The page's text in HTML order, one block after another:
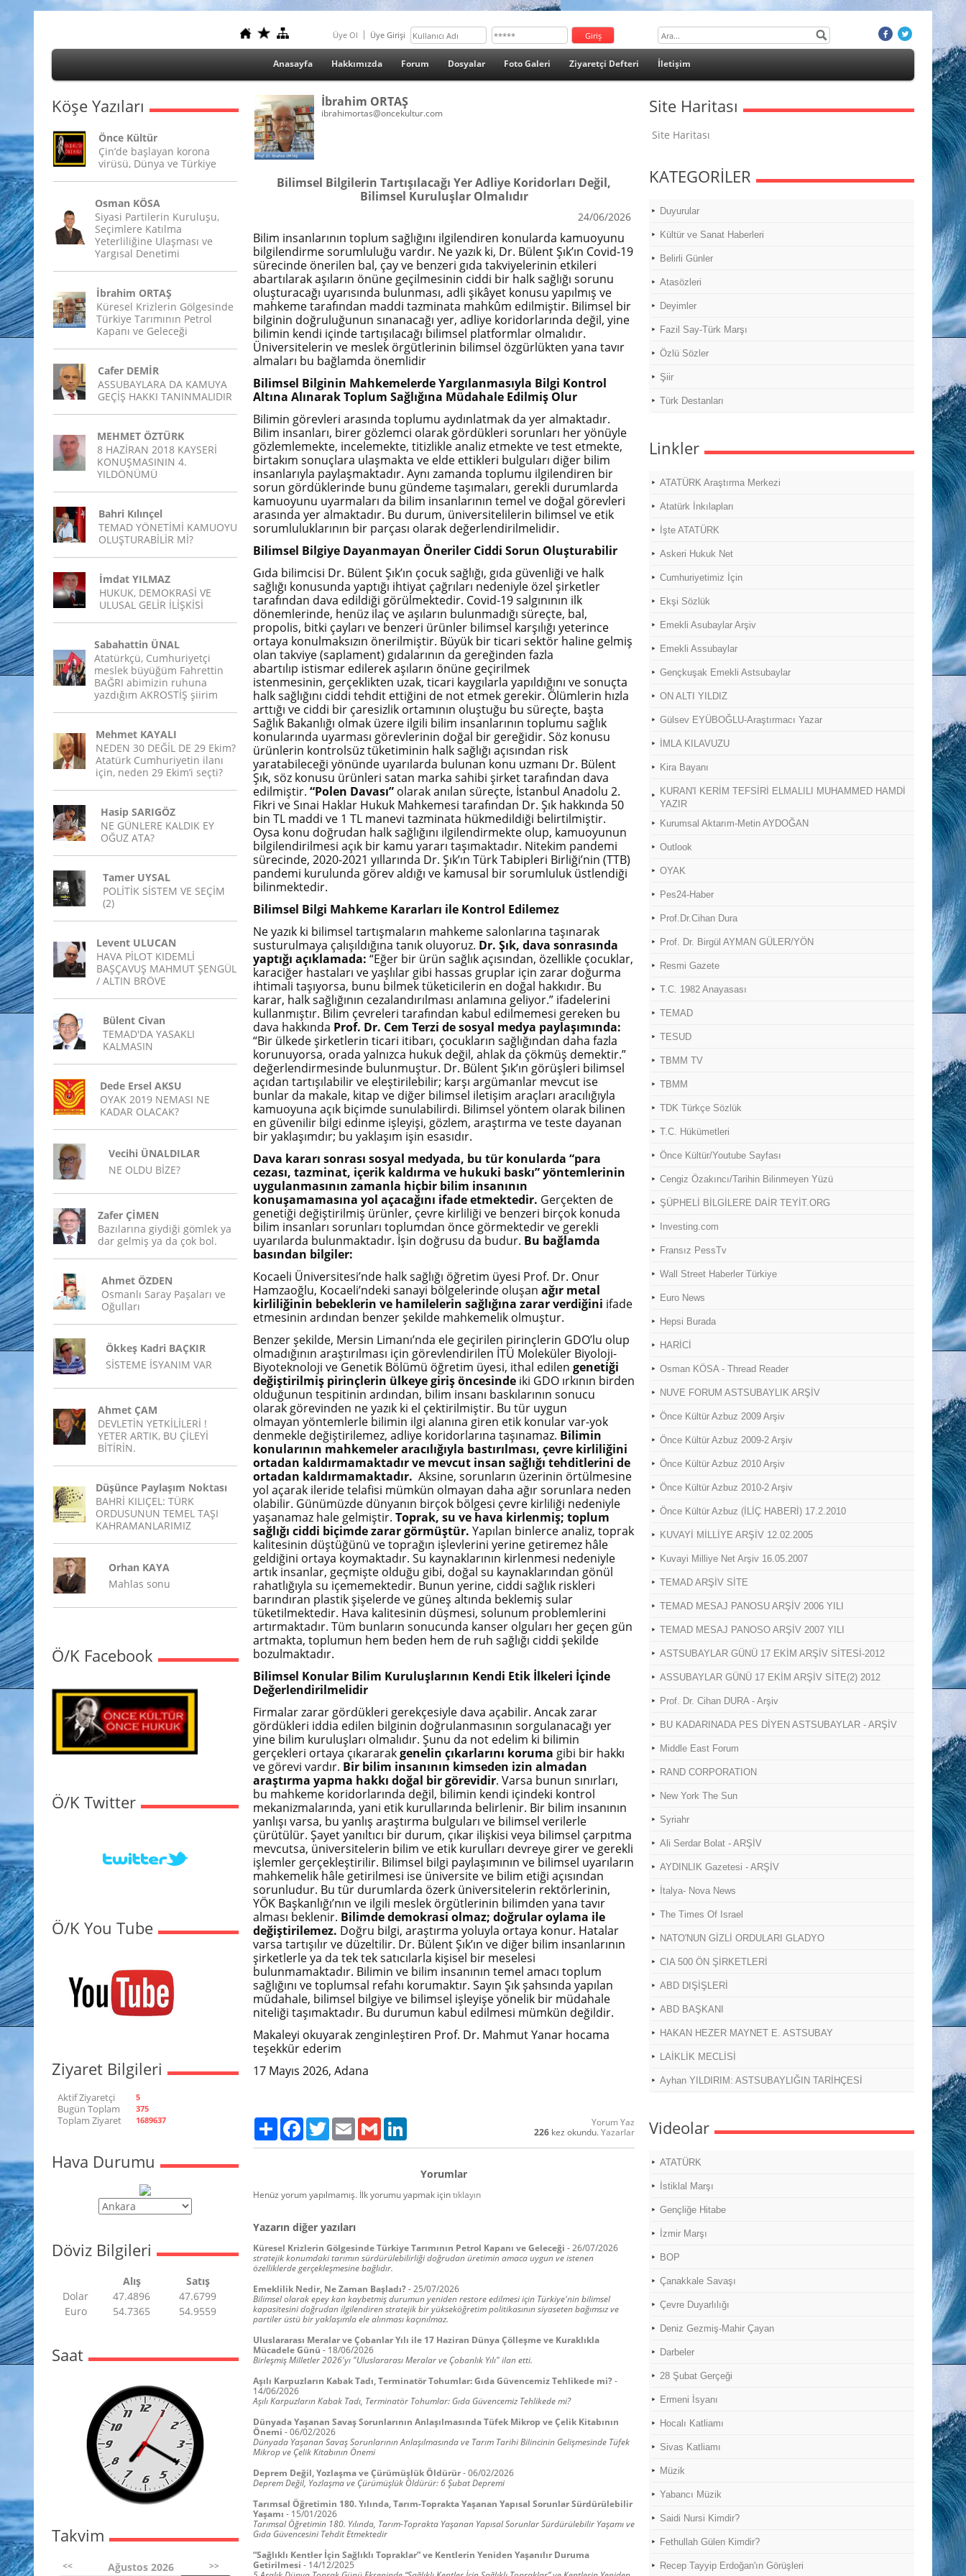
Üye Ol Üye Girişi
Anasayfa Hakkımızda Forum Dosyalar Foto Galeri Ziyaretçi Defteri İletişim
Köşe Yazıları
Önce Kültür
Çin’de başlayan korona
virüsü, Dünya ve Türkiye
Osman KÖSA
Siyasi Partilerin Kuruluşu,
Seçimlere Katılma
Yeterliliğine Ulaşması ve
Yargısal Denetimi
İbrahim ORTAŞ
Küresel Krizlerin Gölgesinde
Türkiye Tarımının Petrol
Kapanı ve Geleceği
Cafer DEMİR
ASSUBAYLARA DA KAMUYA
GEÇİŞ HAKKI TANINMALIDIR
MEHMET ÖZTÜRK
8 HAZİRAN 2018 KAYSERİ
KONUŞMASININ 4.
YILDÖNÜMÜ
Bahri Kılınçel
TEMAD YÖNETİMİ KAMUOYU
OLUŞTURABİLİR Mİ?
İmdat YILMAZ
HUKUK, DEMOKRASİ VE
ULUSAL GELİR İLİŞKİSİ
Sabahattin ÜNAL
Atatürkçü, Cumhuriyetçi
meslek büyüğüm Fahrettin
BAĞRI abimizin ruhuna
yazdığım AKROSTİŞ şiirim
Mehmet KAYALI
NEDEN 30 DEĞİL DE 29 Ekim?
Atatürk Cumhuriyetin ilanı
için, neden 29 Ekim’i seçti?
Hasip SARIGÖZ
NE GÜNLERE KALDIK EY
OĞUZ ATA?
Tamer UYSAL
POLİTİK SİSTEM VE SEÇİM
(2)
Levent ULUCAN
HAVA PİLOT KIDEMLİ
BAŞÇAVUŞ MAHMUT ŞENGÜL
/ ALTIN BRÖVE
Bülent Civan
TEMAD'DA YASAKLI
KALMASIN
Dede Ersel AKSU
OYAK 2019 NEMASI NE
KADAR OLACAK?
Vecihi ÜNALDILAR
NE OLDU BİZE?
Zafer ÇİMEN
Bazılarına giydiği gömlek ya
dar gelmiş ya da çok bol.
Ahmet ÖZDEN
Osmanlı Saray Paşaları ve
Oğulları
Ökkeş Kadri BAÇKIR
SİSTEME İSYANIM VAR
Ahmet ÇAM
DEVLETİN YETKİLİLERİ !
YETER ARTIK, BU ÇİLEYİ
BİTİRİN.
Düşünce Paylaşım Noktası
BAHRİ KILIÇEL: TÜRK
ORDUSUNUN TEMEL TAŞI
KAHRAMANLARIMIZ
Orhan KAYA
Mahlas sonu
Ö/K Facebook
Ö/K Twitter
Ö/K You Tube
Ziyaret Bilgileri
Aktif Ziyaretçi 5
Bugün Toplam 375
Toplam Ziyaret 1689637
Hava Durumu
Döviz Bilgileri
Alış
Satış
Dolar
47.4896
47.6799
Euro
54.7365 54.9559
Saat
Takvim
<< Ağustos 2026 >>
İbrahim ORTAŞ
ibrahimortas@oncekultur.com
Bilimsel Bilgilerin Tartışılacağı Yer Adliye Koridorları Değil,
Bilimsel Kuruluşlar Olmalıdır
24/06/2026
Bilim insanlarının toplum sağlığını ilgilendiren konularda kamuoyunu
bilgilendirme sorumluluğu vardır. Ne yazık ki, Dr. Bülent Şık’ın Covid-19
sürecinde önerilen bal, çay ve benzeri gıda takviyelerinin etkileri
abartılarak aşıların önüne geçilmesinin ciddi bir halk sağlığı sorunu
oluşturacağı uyarısında bulunması, adli şikâyet konusu yapılmış ve
mahkeme tarafından maddi tazminata mahkûm edilmiştir. Bilimsel bir
bilginin doğruluğunun sınanacağı yer, adliye koridorlarında değil, yine
bilimin kendi içinde tartışılacağı bilimsel platformlar olmalıdır.
Üniversitelerin ve meslek örgütlerinin bilimsel özgürlükten yana tavır
almaları bu bağlamda önemlidir
Bilimsel Bilginin Mahkemelerde Yargılanmasıyla Bilgi Kontrol
Altına Alınarak Toplum Sağlığına Müdahale Edilmiş Olur
Bilimin görevleri arasında toplumu aydınlatmak da yer almaktadır.
Bilim insanları, birer gözlemci olarak gördükleri sorunları her yönüyle
gözlemlemekte, incelemekte, titizlikle analiz etmekte ve test etmekte,
birtakım sonuçlara ulaşmakta ve elde ettikleri bulguları diğer bilim
insanlarıyla paylaşmaktadır. Aynı zamanda toplumu ilgilendiren bir
sorun gördüklerinde bunu gündeme taşımaları, gerekli durumlarda
kamuoyunu uyarmaları da bilim insanlarının temel ve doğal görevleri
arasında yer almaktadır. Bu durum, üniversitelilerin bilimsel ve etik
sorumluluklarının bir parçası olarak değerlendirilmelidir.
Bilimsel Bilgiye Dayanmayan Öneriler Ciddi Sorun Oluşturabilir
Gıda bilimcisi Dr. Bülent Şık’ın çocuk sağlığı, gıda güvenliği ve halk
sağlığı konusunda yaptığı ihtiyat çağrıları nedeniyle özel şirketler
tarafından dava edildiği görülmektedir. Covid-19 salgınının ilk
dönemlerinde, henüz ilaç ve aşıların bulunmadığı süreçte, bal,
propolis, bitki çayları ve benzeri ürünler bilimsel karşılığı yeterince
ortaya konulmaksızın önerilmiştir. Büyük bir ticari sektör haline gelmiş
olan takviye (saplament) gıdalarının da gereğinden fazla
abartılıp istismar edilerek aşıların önüne geçirilmek
istenmesinin, gerçeklikten uzak, ticari kaygılarla yapıldığını ve sonuçta
halk sağlığını ciddi tehdit ettiğini de not etmek gerekir. Ölümlerin hızla
arttığı ve ciddi bir çaresizlik ortamının oluştuğu bu süreçte, başta
Sağlık Bakanlığı olmak üzere ilgili bilim insanlarının toplumu sağlık
konularında uyarması görevlerinin doğal bir gereğidir. Söz konusu
ürünlerin kontrolsüz tüketiminin halk sağlığı açısından risk
yaratabileceği yönünde uyarılarda bulunan konu uzmanı Dr. Bülent
Şık, söz konusu ürünleri satan marka sahibi şirket tarafından dava
edilmiştir. “Polen Davası” olarak anılan süreçte, İstanbul Anadolu 2.
Fikri ve Sınai Haklar Hukuk Mahkemesi tarafından Dr. Şık hakkında 50
bin TL maddi ve 1 TL manevi tazminata hükmedildiği belirtilmiştir.
Oysa konu doğrudan halk sağlığını ilgilendirmekte olup, kamuoyunun
bilgilendirilmesi açık bir kamu yararı taşımaktadır. Nitekim pandemi
sürecinde, 2020-2021 yıllarında Dr. Şık’ın Türk Tabipleri Birliği’nin (TTB)
pandemi kurulunda görev aldığı ve kamusal bir sorumluluk üstlendiği
bilinmektedir.
Bilimsel Bilgi Mahkeme Kararları ile Kontrol Edilemez
Ne yazık ki bilimsel tartışmaların mahkeme salonlarına taşınarak
susturulmaya çalışıldığına tanık oluyoruz. Dr. Şık, dava sonrasında
yaptığı açıklamada: “Eğer bir ürün sağlık açısından, özellikle çocuklar,
karaciğer hastaları ve yaşlılar gibi hassas gruplar için zarar doğurma
ihtimali taşıyorsa, bunu bilmek tüketicilerin en doğal hakkıdır. Bu
karar, halk sağlığının cezalandırılması anlamına geliyor.” ifadelerini
kullanmıştır. Bilim çevreleri tarafından kabul edilmemesi gereken bu
dava hakkında Prof. Dr. Cem Terzi de sosyal medya paylaşımında:
“Bir ülkede şirketlerin ticari itibarı, çocukların sağlığından daha fazla
korunuyorsa, orada yalnızca hukuk değil, ahlak da çökmüş demektir.”
değerlendirmesinde bulunmuştur. Dr. Bülent Şık’ın görüşleri bilimsel
açıdan tartışılabilir ve eleştirilebilir; karşı argümanlar mevcut ise
bunlar da makale, kitap ve diğer bilimsel iletişim araçları aracılığıyla
kamuoyuna açık biçimde sunulabilirdi. Bilimsel yöntem olarak bilinen
en güvenilir bilgi edinme işleyişi, gözlem, araştırma ve teste dayanan
bir yaklaşımdır; bu yaklaşım işin esasıdır.
Dava kararı sonrası sosyal medyada, bu tür konularda “para
cezası, tazminat, içerik kaldırma ve hukuki baskı” yöntemlerinin
uygulanmasının zamanla hiçbir bilim insanının
konuşamamasına yol açacağını ifade etmektedir. Gerçekten de
genetiği değiştirilmiş ürünler, çevre kirliliği ve benzeri birçok konuda
bilim insanları sorunları toplumdan önce görmektedir ve gerekli
uyarılarda bulunmaktadır. İşin doğrusu da budur. Bu bağlamda
basından bilgiler:
Kocaeli Üniversitesi’nde halk sağlığı öğretim üyesi Prof. Dr. Onur
Hamzaoğlu, Kocaeli’ndeki sanayi bölgelerinde oluşan ağır metal
kirliliğinin bebeklerin ve hamilelerin sağlığına zarar verdiğini ifade
etmesinin ardından benzer şekilde mahkemelik olmuştur.
Benzer şekilde, Mersin Limanı’nda ele geçirilen pirinçlerin GDO’lu olup
olmadığının araştırılması için görevlendirilen İTÜ Moleküler Biyoloji-
Biyoteknoloji ve Genetik Bölümü öğretim üyesi, ithal edilen genetiği
değiştirilmiş pirinçlerin ülkeye giriş öncesinde iki GDO ırkının birden
olduğunun tespitinin ardından, bilim insanı baskılarının sonucu
olarak görevinden ne yazık ki el çektirilmiştir. Bu tür uygun
olmayan yöntemlerle bilimin ilgi alanına giren etik konular var-yok
denmekle değiştirilemez, adliye koridorlarına taşınamaz. Bilimin
konularının mahkemeler aracılığıyla bastırılması, çevre kirliliğini
ortadan kaldırmamaktadır ve mevcut insan sağlığı tehditlerini de
ortadan kaldırmamaktadır. Aksine, sorunların üzerinin örtülmesine
yol açarak ileride telafisi mümkün olmayan daha ağır sorunlara neden
olabilir. Günümüzde dünyanın birçok bölgesi çevre kirliliği nedeniyle
yaşanamaz hale gelmiştir. Toprak, su ve hava kirlenmiş; toplum
sağlığı ciddi biçimde zarar görmüştür. Yapılan binlerce analiz, toprak
kalitesinin düştüğünü ve toprağın işlevlerini yerine getiremez hâle
geldiğini ortaya koymaktadır. Su kaynaklarının kirlenmesi nedeniyle
artık insanlar, geçmişte olduğu gibi, doğal su kaynaklarından gönül
rahatlığıyla su içememektedir. Bunun yerine, ciddi sağlık riskleri
barındıran plastik şişelerde ve güneş altında beklemiş sular
tüketilmektedir. Hava kalitesinin düşmesi, solunum problemlerini
artırmaktadır. Tüm bunların sonucunda kanser olguları her geçen gün
artmakta, toplumun hem beden hem de ruh sağlığı ciddi şekilde
bozulmaktadır.
Bilimsel Konular Bilim Kuruluşlarının Kendi Etik İlkeleri İçinde
Değerlendirilmelidir
Firmalar zarar gördükleri gerekçesiyle dava açabilir. Ancak zarar
gördükleri iddia edilen bilginin doğrulanmasının sorgulanacağı yer
yine bilim kuruluşları olmalıdır. Şunu da not edelim ki bilimin
gerçekleri ortaya çıkararakgenelin çıkarlarını koruma gibi bir hakkı
ve görevi vardır. Bir bilim insanının kimseden izin almadan
araştırma yapma hakkı doğal bir görevidir. Varsa bunun sınırları,
bu mahkeme koridorlarında değil, bilimin kendi içindeki kontrol
mekanizmalarında, yani etik kurullarında belirlenir. Bir bilim insanının
yanlışı varsa, bu yanlış araştırma bulguları ve bilimsel verilerle
çürütülür. Şayet yanıltıcı bir durum, çıkar ilişkisi veya bilimsel çarpıtma
mevcutsa, üniversitelerin bilim ve etik kurulları devreye girer ve gerekli
işlemler gerçekleştirilir. Bilimsel bilgi paylaşımının ve bilimsel uyarıların
mahkemelik hâle getirilmesi ise üniversite ve bilim etiği açısından
sorunludur. Bu tür durumlarda özerk üniversitelerin rektörlerinin,
YÖK Başkanlığı’nın ve ilgili meslek örgütlerinin bilimden yana tavır
alması beklenir. Bilimde demokrasi olmaz; doğrular oylama ile
değiştirilemez. Doğru bilgi, araştırma yoluyla ortaya konur. Hatalar
varsa tartışılır ve düzeltilir. Dr. Bülent Şık’ın ve diğer bilim insanlarının
şirketlerle ya da tek tek satıcılarla kişisel bir meselesi
bulunmamaktadır. Bilimin ve bilim insanının temel amacı toplum
sağlığını ve toplumsal refahı korumaktır. Sayın Şık şahsında yapılan
müdahale, bilimsel bilgiye ve bilimsel işleyişe yönelik bir müdahale
niteliği taşımaktadır. Bu durumun kabul edilmesi mümkün değildir.
Makaleyi okuyarak zenginleştiren Prof. Dr. Mahmut Yanar hocama
teşekkür ederim
17 Mayıs 2026, Adana
Paylaş FacebookTwitter Email Gmail
Yorum Yaz
226 kez okundu.Yazarlar
Yorumlar
Henüz yorum yapılmamış. İlk yorumu yapmak içintıklayın
Yazarın diğer yazıları
Küresel Krizlerin Gölgesinde Türkiye Tarımının Petrol Kapanı ve Geleceği -26/07/2026
stratejik konumdaki tarımın sürdürülebilirliği doğrudan üretimin amaca uygun ve istenen
özelliklerde gerçekleşmesine bağlıdır.
Emeklilik Nedir, Ne Zaman Başladı?-25/07/2026
Bilimsel olarak epey kan kaybetmiş durumun yeniden restore edilmesi için Türkiye'nin bilimsel
kapasitesini doğrudan ilgilendiren stratejik bir yükseköğretim politikasının siyaseten bağımsız ve
partiler üstü bir yaklaşımla ele alınması kaçınılmaz.
Uluslararası Meralar ve Çobanlar Yılı ile 17 Haziran Dünya Çölleşme ve Kuraklıkla
Mücadele Günü - 18/06/2026
Birleşmiş Milletler 2026'yı "Uluslararası Meralar ve Çobanlık Yılı" ilan etti.
Aşılı Karpuzların Kabak Tadı, Terminatör Tohumlar: Gıda Güvencemiz Tehlikede mi?-
14/06/2026
Aşılı Karpuzların Kabak Tadı, Terminatör Tohumlar: Gıda Güvencemiz Tehlikede mi?
Dünyada Yaşanan Savaş Sorunlarının Anlaşılmasında Tüfek Mikrop ve Çelik Kitabının
Önemi -06/02/2026
Dünyada Yaşanan Savaş Sorunlarının Anlaşılmasında ve Tarım Tarihi Bilincinin Gelişmesinde Tüfek
Mikrop ve Çelik Kitabının Önemi
Deprem Değil, Yozlaşma ve Çürümüşlük Öldürür-06/02/2026
Deprem Değil, Yozlaşma ve Çürümüşlük Öldürür: 6 Şubat Depremi
Tarımsal Öğretimin 180. Yılında, Tarım-Toprakta Yaşanan Yapısal Sorunlar Sürdürülebilir
Yaşamı - 15/01/2026
Tarımsal Öğretimin 180. Yılında, Tarım-Toprakta Yaşanan Yapısal Sorunlar Sürdürülebilir Yaşamı ve
Gıda Güvencesini Tehdit Etmektedir
“Sağlıklı Kentler İçin Sağlıklı Topraklar” ve Kentlerin Yeniden Yaşanılır Duruma
Getirilmesi - 14/12/2025
Site Haritası
Site Haritası
KATEGORİLER
Duyurular
Kültür ve Sanat Haberleri
Belirli Günler
Atasözleri
Deyimler
Fazil Say-Türk Marşı
Özlü Sözler
Şiir
Türk Destanları
Linkler
ATATÜRK Araştırma Merkezi
Atatürk İnkılapları
İşte ATATÜRK
Askeri Hukuk Net
Cumhuriyetimiz İçin
Ekşi Sözlük
Emekli Asubaylar Arşiv
Emekli Assubaylar
Gençkuşak Emekli Astsubaylar
ON ALTI YILDIZ
Gülsev EYÜBOĞLU-Araştırmacı Yazar
İMLA KILAVUZU
Kira Bayanı
KURAN'I KERİM TEFSİRİ ELMALILI MUHAMMED HAMDİ
YAZIR
Kurumsal Aktarım-Metin AYDOĞAN
Outlook
OYAK
Pes24-Haber
Prof.Dr.Cihan Dura
Prof. Dr. Birgül AYMAN GÜLER/YÖN
Resmi Gazete
T.C. 1982 Anayasası
TEMAD
TESUD
TBMM TV
TBMM
TDK Türkçe Sözlük
T.C. Hükümetleri
Önce Kültür/Youtube Sayfası
Cengiz Özakıncı/Tarihin Bilinmeyen Yüzü
ŞÜPHELİ BİLGİLERE DAİR TEYİT.ORG
Investing.com
Fransız PessTv
Wall Street Haberler Türkiye
Euro News
Hepsi Burada
HARİCİ
Osman KÖSA - Thread Reader
NUVE FORUM ASTSUBAYLIK ARŞİV
Önce Kültür Azbuz 2009 Arşiv
Önce Kültür Azbuz 2009-2 Arşiv
Önce Kültür Azbuz 2010 Arşiv
Önce Kültür Azbuz 2010-2 Arşiv
Önce Kültür Azbuz (İLİÇ HABERİ) 17.2.2010
KUVAYİ MİLLİYE ARŞİV 12.02.2005
Kuvayi Milliye Net Arşiv 16.05.2007
TEMAD ARŞİV SİTE
TEMAD MESAJ PANOSU ARŞİV 2006 YILI
TEMAD MESAJ PANOSO ARŞİV 2007 YILI
ASTSUBAYLAR GÜNÜ 17 EKİM ARŞİV SİTESİ-2012
ASSUBAYLAR GÜNÜ 17 EKİM ARŞİV SİTE(2) 2012
Prof. Dr. Cihan DURA - Arşiv
BU KADARINADA PES DİYEN ASTSUBAYLAR - ARŞİV
Middle East Forum
RAND CORPORATION
New York The Sun
Syriahr
Ali Serdar Bolat - ARŞİV
AYDINLIK Gazetesi - ARŞİV
İtalya- Nova News
The Times Of Israel
NATO'NUN GİZLİ ORDULARI GLADYO
CIA 500 ÖN ŞİRKETLERİ
ABD DIŞİŞLERİ
ABD BAŞKANI
HAKAN HEZER MAYNET E. ASTSUBAY
LAİKLİK MECLİSİ
Ayhan YILDIRIM: ASTSUBAYLIĞIN TARİHÇESİ
Videolar
ATATÜRK
İstiklal Marşı
Gençliğe Hitabe
İzmir Marşı
BOP
Çanakkale Savaşı
Çevre Duyarlılığı
Deniz Gezmiş-Mahir Çayan
Darbeler
28 Şubat Gerçeği
Ermeni İsyanı
Hocalı Katliamı
Sivas Katliamı
Müzik
Yabancı Müzik
Saidi Nursi Kimdir?
Fethullah Gülen Kimdir?
Recep Tayyip Erdoğan'ın Görüşleri